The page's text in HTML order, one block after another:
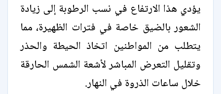
يؤدي هذا الارتفاع في نسب الرطوبة إلى زيادة
الشعور بالضيق خاصة في فترات الظهيرة، مما
يتطلب من المواطنين اتخاذ الحيطة والحذر
وتقليل التعرض المباشر لأشعة الشمس الحارقة
خلال ساعات الذروة في النهار.